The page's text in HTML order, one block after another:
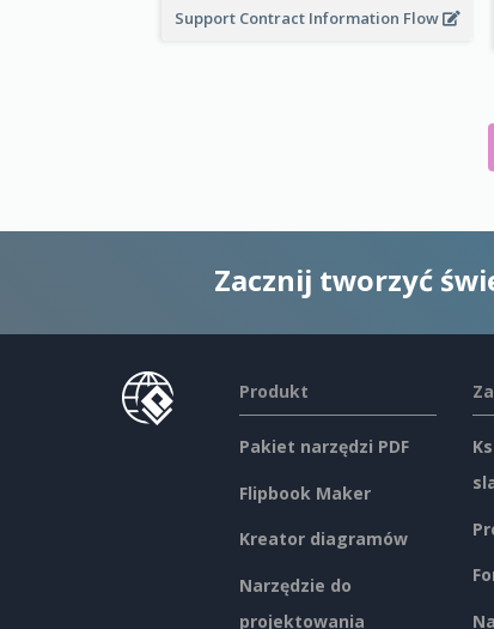
Support Contract Information Flow
Zacznij tworzyć
Produkt
Pakiet narzędzi PDF
Flipbook Maker
Kreator diagramów
Narzędzie do
projektowania